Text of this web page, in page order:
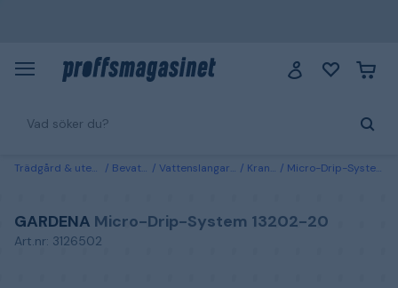
Trädgård & utemiljö Bevattning Vattenslangar & kopplingar Krankopplingar Micro-Drip-System 13202-20 Gardena L-koppling 2-pack, 1/2"
GARDENA Micro-Drip-System 13202-20
Art.nr: 3126502